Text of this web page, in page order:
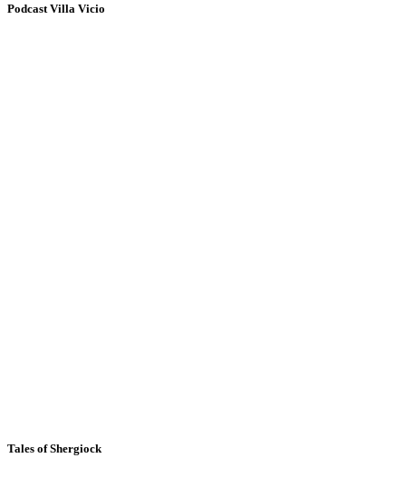
Podcast Villa Vicio
Tales of Shergiock